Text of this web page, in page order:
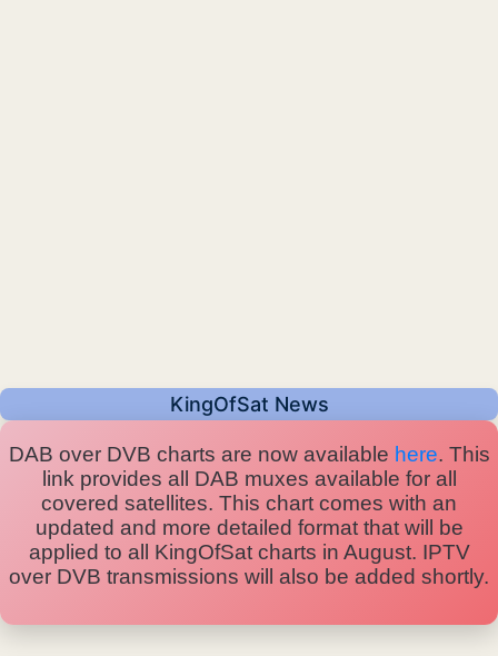
KingOfSat News
DAB over DVB charts are now available here. This
link provides all DAB muxes available for all
covered satellites. This chart comes with an
updated and more detailed format that will be
applied to all KingOfSat charts in August. IPTV
over DVB transmissions will also be added shortly.